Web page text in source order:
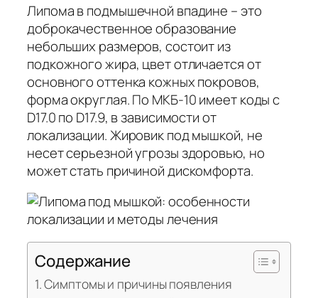
Липома в подмышечной впадине – это
доброкачественное образование
небольших размеров, состоит из
подкожного жира, цвет отличается от
основного оттенка кожных покровов,
форма округлая. По МКБ-10 имеет коды с
D17.0 по D17.9, в зависимости от
локализации. Жировик под мышкой, не
несет серьезной угрозы здоровью, но
может стать причиной дискомфорта.
Содержание
Симптомы и причины появления